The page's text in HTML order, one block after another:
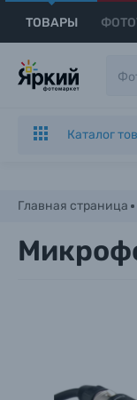
ТОВАРЫ
Каталог
Главная страница